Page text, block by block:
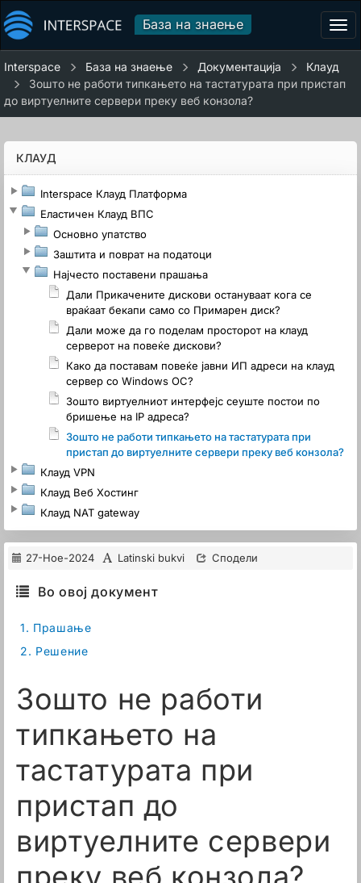
База на знаење
Interspace База на знаење Документација
Клауд
Зошто не работи типкањето на тастатурата при пристап
до виртуелните сервери преку веб конзола?
КЛАУД
Interspace Клауд Платформа
Еластичен Клауд ВПС
Основно упатство
Заштита и поврат на податоци
Најчестo поставени прашања
Дали Прикачените дискови остануваат кога се
враќаат бекапи само со Примарен диск?
Дали може да го поделам просторот на клауд
серверот на повеќе дискови?
Како да поставам повеќе јавни ИП адреси на клауд
сервер со Windows ОС?
Зошто виртуелниот интерфејс сеуште постои по
бришење на IP адреса?
Зошто не работи типкањето на тастатурата при
пристап до виртуелните сервери преку веб конзола?
Клауд VPN
Клауд Веб Хостинг
Клауд NAT gateway
27-Ное-2024 Latinski bukvi Сподели
Во овој документ
1. Прашање
2. Решение
Зошто не работи
типкањето на
тастатурата при
пристап до
виртуелните сервери